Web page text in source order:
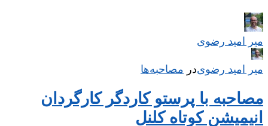
میر امید رضوی
میر امید رضویدر مصاحبه‌ها
مصاحبه با پرستو کاردگر کارگردان
انیمیشن کوتاه کلنل